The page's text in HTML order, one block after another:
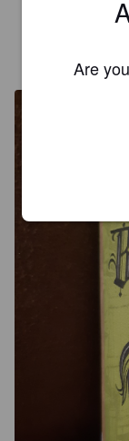
@
Are